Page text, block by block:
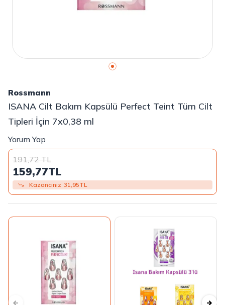
Rossmann
ISANA Cilt Bakım Kapsülü Perfect Teint Tüm Cilt
Tipleri İçin 7x0,38 ml
Yorum Yap
191,72TL
159,77TL
Kazancınız 31,95TL